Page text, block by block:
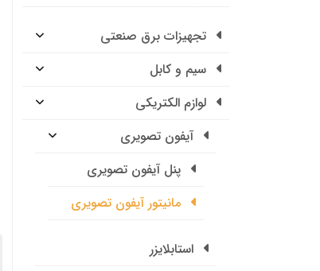
تجهیزات برق صنعتی
سیم و کابل
لوازم الکتریکی
آیفون تصویری
پنل آیفون تصویری
مانیتور آیفون تصویری
استابلایزر